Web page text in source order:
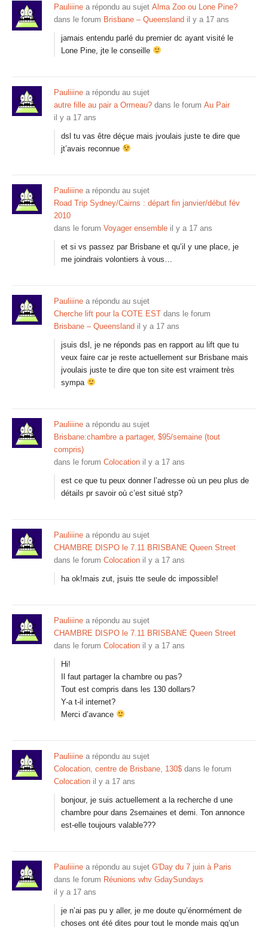
Pauliiine a répondu au sujet Alma Zoo ou Lone Pine?
dans le forum Brisbane – Queensland il y a 17 ans
jamais entendu parlé du premier dc ayant visité le
Lone Pine, jte le conseille
Pauliiine a répondu au sujet
autre fille au pair a Ormeau? dans le forum Au Pair
il y a 17 ans
dsl tu vas être déçue mais jvoulais juste te dire que
jt’avais reconnue
Pauliiine a répondu au sujet
Road Trip Sydney/Cairns : départ fin janvier/début fév
2010
dans le forum Voyager ensemble il y a 17 ans
et si vs passez par Brisbane et qu’il y une place, je
me joindrais volontiers à vous…
Pauliiine a répondu au sujet
Cherche lift pour la COTE EST dans le forum
Brisbane – Queensland il y a 17 ans
jsuis dsl, je ne réponds pas en rapport au lift que tu
veux faire car je reste actuellement sur Brisbane mais
jvoulais juste te dire que ton site est vraiment très
sympa
Pauliiine a répondu au sujet
Brisbane:chambre a partager, $95/semaine (tout
compris)
dans le forum Colocation il y a 17 ans
est ce que tu peux donner l’adresse où un peu plus de
détails pr savoir où c’est situé stp?
Pauliiine a répondu au sujet
CHAMBRE DISPO le 7.11 BRISBANE Queen Street
dans le forum Colocation il y a 17 ans
ha ok!mais zut, jsuis tte seule dc impossible!
Pauliiine a répondu au sujet
CHAMBRE DISPO le 7.11 BRISBANE Queen Street
dans le forum Colocation il y a 17 ans
Hi!
Il faut partager la chambre ou pas?
Tout est compris dans les 130 dollars?
Y-a t-il internet?
Merci d’avance
Pauliiine a répondu au sujet
Colocation, centre de Brisbane, 130$ dans le forum
Colocation il y a 17 ans
bonjour, je suis actuellement a la recherche d une
chambre pour dans 2semaines et demi. Ton annonce
est-elle toujours valable???
Pauliiine a répondu au sujet G'Day du 7 juin à Paris
dans le forum Réunions whv GdaySundays
il y a 17 ans
je n’ai pas pu y aller, je me doute qu’énormément de
choses ont été dites pour tout le monde mais qq’un